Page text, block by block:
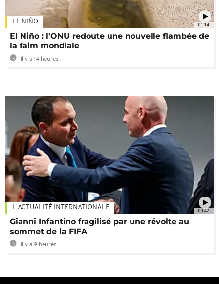
01:14
EL NIÑO
El Niño : l'ONU redoute une nouvelle flambée de
la faim mondiale
Il y a 14 heures
00:42
L'ACTUALITÉ INTERNATIONALE
Gianni Infantino fragilisé par une révolte au
sommet de la FIFA
Il y a 9 heures